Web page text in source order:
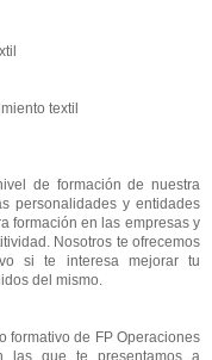
textil
de formación de nuestra
personalidades y entidades
formación en las empresas y
Nosotros te ofrecemos
si te interesa mejorar tu
del mismo.
formativo de FP Operaciones
las que te presentamos a